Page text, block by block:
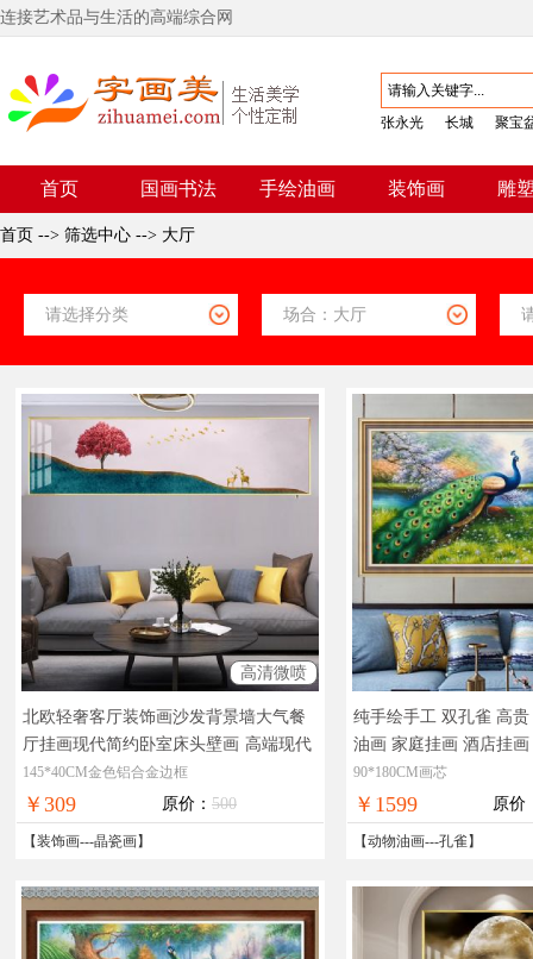
连接艺术品与生活的高端综合网
张永光 长城 聚宝
首页 国画书法 手绘油画 装饰画 雕
首页 --> 筛选中心 --> 大厅
高清微喷
北欧轻奢客厅装饰画沙发背景墙大气餐
厅挂画现代简约卧室床头壁画 高端现代
装饰画
145*40CM金色铝合金边框
￥309 原价： 500
【装饰画---晶瓷画】
纯手绘手工 双孔雀 高
油画 家庭挂画 酒店挂画
美油画，在线支付，全
90*180CM画芯
￥1599 原价
【动物油画---孔雀 】